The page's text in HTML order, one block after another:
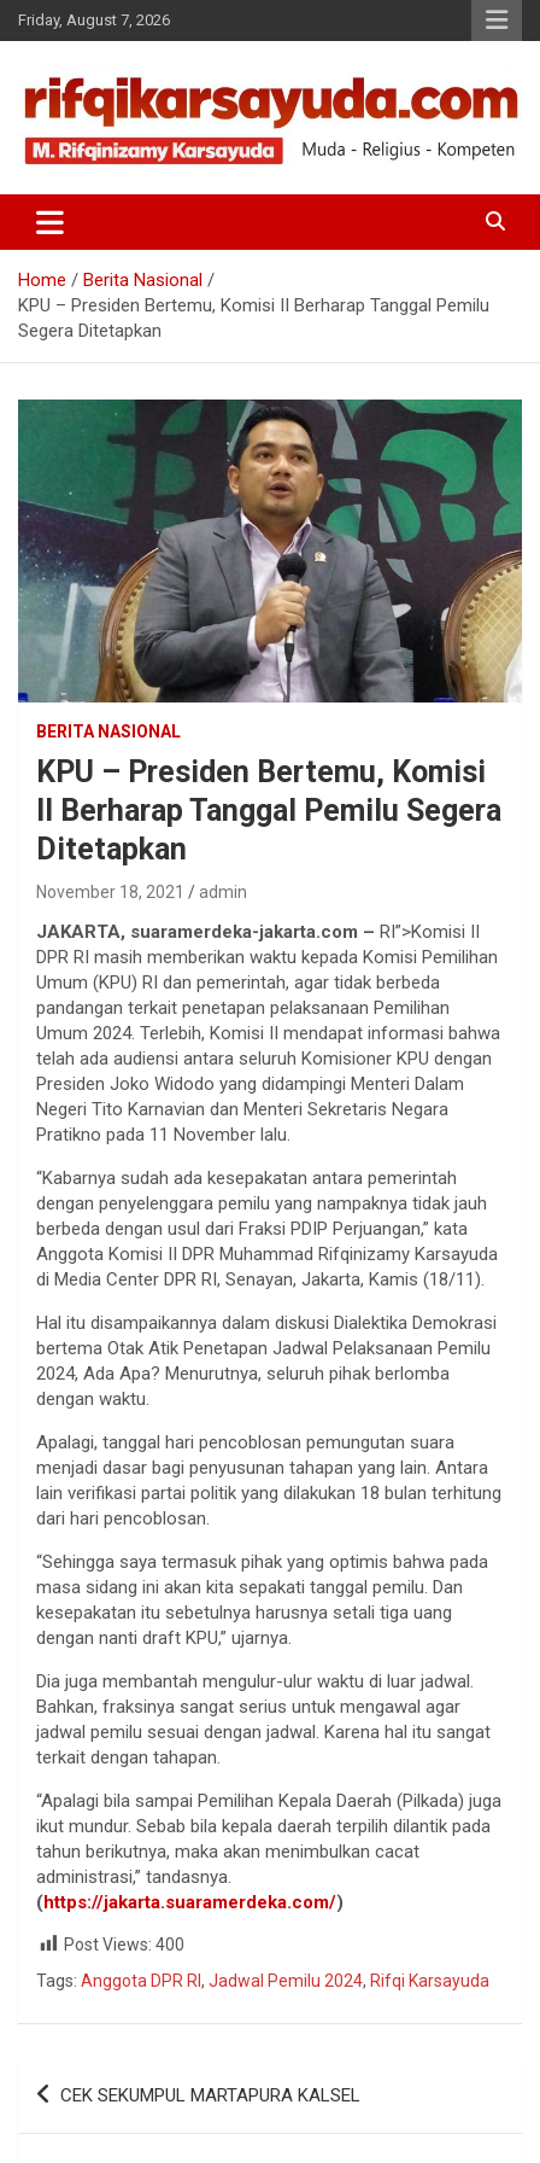
Friday, August 7, 2026
RIFQI KARSAYUDA
Home
Berita Nasional
KPU – Presiden Bertemu, Komisi II Berharap Tanggal Pemilu
Segera Ditetapkan
BERITA NASIONAL
KPU – Presiden Bertemu, Komisi
II Berharap Tanggal Pemilu Segera
Ditetapkan
November 18, 2021 admin
JAKARTA, suaramerdeka-jakarta.com – RI”>Komisi II
DPR RI masih memberikan waktu kepada Komisi Pemilihan
Umum (KPU) RI dan pemerintah, agar tidak berbeda
pandangan terkait penetapan pelaksanaan Pemilihan
Umum 2024. Terlebih, Komisi II mendapat informasi bahwa
telah ada audiensi antara seluruh Komisioner KPU dengan
Presiden Joko Widodo yang didampingi Menteri Dalam
Negeri Tito Karnavian dan Menteri Sekretaris Negara
Pratikno pada 11 November lalu.
“Kabarnya sudah ada kesepakatan antara pemerintah
dengan penyelenggara pemilu yang nampaknya tidak jauh
berbeda dengan usul dari Fraksi PDIP Perjuangan,” kata
Anggota Komisi II DPR Muhammad Rifqinizamy Karsayuda
di Media Center DPR RI, Senayan, Jakarta, Kamis (18/11).
Hal itu disampaikannya dalam diskusi Dialektika Demokrasi
bertema Otak Atik Penetapan Jadwal Pelaksanaan Pemilu
2024, Ada Apa? Menurutnya, seluruh pihak berlomba
dengan waktu.
Apalagi, tanggal hari pencoblosan pemungutan suara
menjadi dasar bagi penyusunan tahapan yang lain. Antara
lain verifikasi partai politik yang dilakukan 18 bulan terhitung
dari hari pencoblosan.
“Sehingga saya termasuk pihak yang optimis bahwa pada
masa sidang ini akan kita sepakati tanggal pemilu. Dan
kesepakatan itu sebetulnya harusnya setali tiga uang
dengan nanti draft KPU,” ujarnya.
Dia juga membantah mengulur-ulur waktu di luar jadwal.
Bahkan, fraksinya sangat serius untuk mengawal agar
jadwal pemilu sesuai dengan jadwal. Karena hal itu sangat
terkait dengan tahapan.
“Apalagi bila sampai Pemilihan Kepala Daerah (Pilkada) juga
ikut mundur. Sebab bila kepala daerah terpilih dilantik pada
tahun berikutnya, maka akan menimbulkan cacat
administrasi,” tandasnya.
(https://jakarta.suaramerdeka.com/)
Post Views: 400
Tags: Anggota DPR RI , Jadwal Pemilu 2024, Rifqi Karsayuda
CEK SEKUMPUL MARTAPURA KALSEL